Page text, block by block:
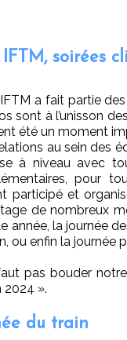
soirées
a fait partie
sont à l’unisson
été un moment
au sein des
à niveau avec
pour
participé et
de nombreux
année, la journée
ou enfin la journée
pas bouder
2024 ».
du train